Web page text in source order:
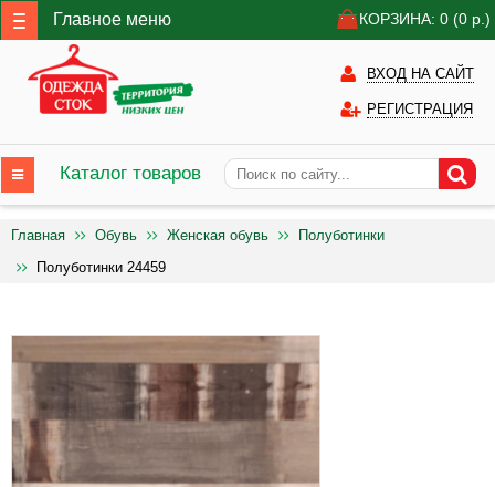
Главное меню КОРЗИНА: 0 (0 р.)
ВХОД НА САЙТ
РЕГИСТРАЦИЯ
Каталог товаров
Главная Обувь Женская обувь
Полуботинки
Полуботинки 24459